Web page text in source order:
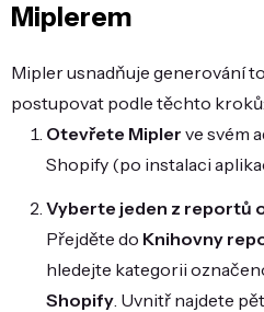
Miplerem
Mipler usnadňuje generování
postupovat podle těchto kroků:
Otevřete Mipler ve svém
Shopify (po instalaci
Vyberte jeden z reportů
Přejděte do Knihovny
hledejte kategorii
Shopify. Uvnitř najdete